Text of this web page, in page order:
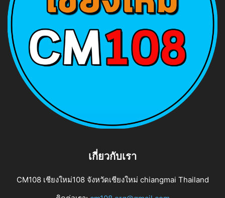
เกี่ยวกับเรา
CM108 เชียงใหม่108 จังหวัดเชียงใหม่ chiangmai Thailand